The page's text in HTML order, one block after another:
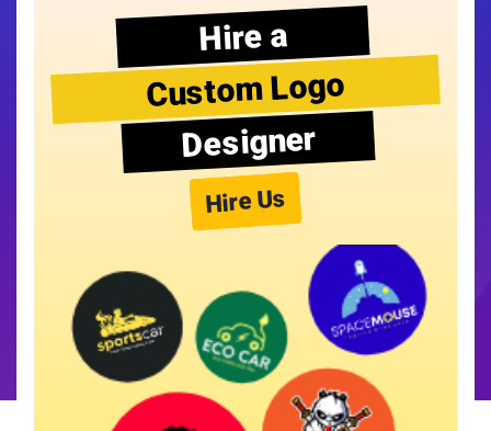
Hire a
Custom Logo
Designer
Hire Us